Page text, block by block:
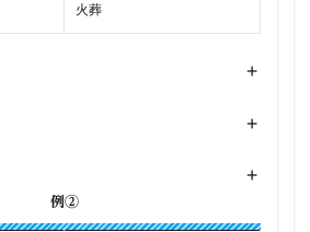
火葬
+
+
+
例②